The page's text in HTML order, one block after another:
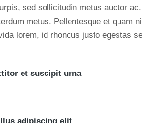
sed sollicitudin metus auctor ac.
metus. Pellentesque et quam
lorem, id rhoncus justo egestas
et suscipit urna
adipiscing elit